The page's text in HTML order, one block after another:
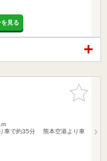
見る
お気に入
りに追加
車で約35分 熊本空港より車